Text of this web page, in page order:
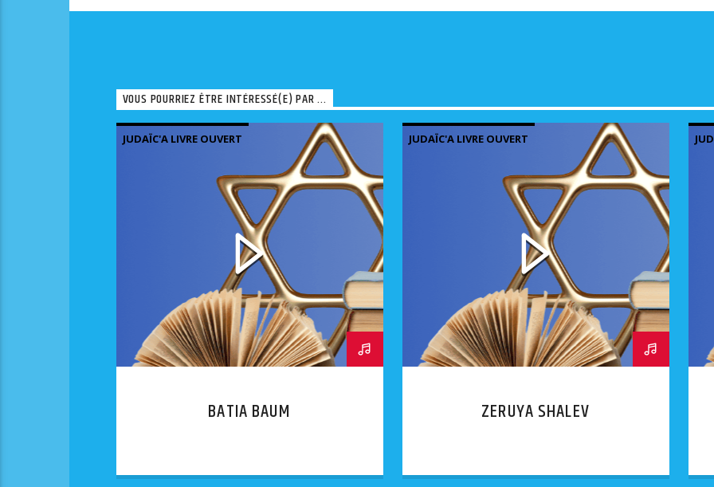
VOUS POURRIEZ ÊTRE INTÉRESSÉ(E) PAR ...
JUDAÏC'A LIVRE OUVERT
BATIA BAUM
JUDAÏC'A LIVRE OUVERT
ZERUYA SHALEV